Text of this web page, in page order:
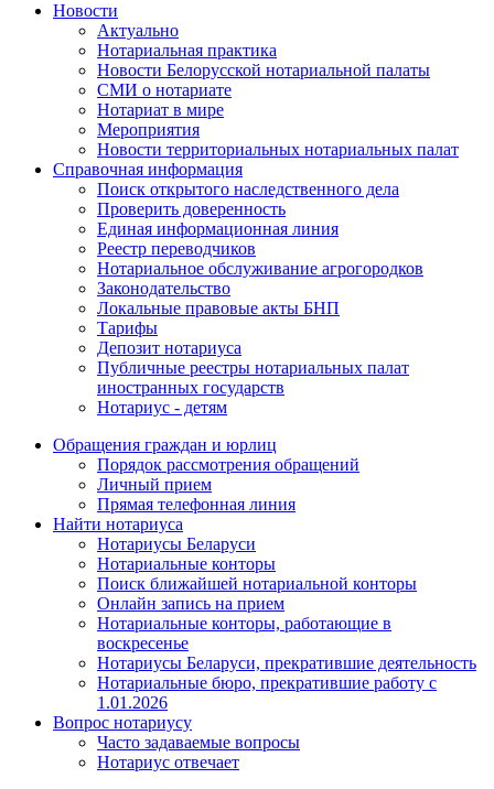
Новости
Актуально
Нотариальная практика
Новости Белорусской нотариальной палаты
СМИ о нотариате
Нотариат в мире
Мероприятия
Новости территориальных нотариальных палат
Справочная информация
Поиск открытого наследственного дела
Проверить доверенность
Единая информационная линия
Реестр переводчиков
Нотариальное обслуживание агрогородков
Законодательство
Локальные правовые акты БНП
Тарифы
Депозит нотариуса
Публичные реестры нотариальных палат
иностранных государств
Нотариус - детям
Обращения граждан и юрлиц
Порядок рассмотрения обращений
Личный прием
Прямая телефонная линия
Найти нотариуса
Нотариусы Беларуси
Нотариальные конторы
Поиск ближайшей нотариальной конторы
Онлайн запись на прием
Нотариальные конторы, работающие в
воскресенье
Нотариусы Беларуси, прекратившие деятельность
Нотариальные бюро, прекратившие работу с
1.01.2026
Вопрос нотариусу
Часто задаваемые вопросы
Нотариус отвечает